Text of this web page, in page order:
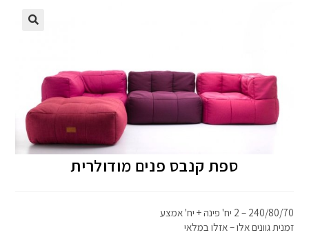
ספת קנבס פנים מודולרית
240/80/70 – 2 יח' פינה + יח' אמצע
זמנית גוונים אלו – אזלו במלאי